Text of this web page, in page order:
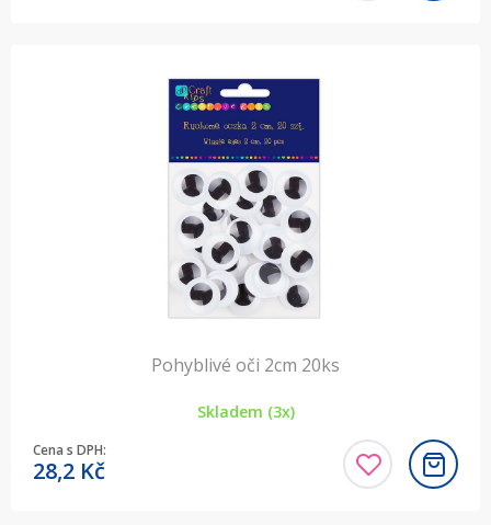
Pohyblivé oči 2cm 20ks
Skladem (3x)
Cena s DPH:
28,2 Kč